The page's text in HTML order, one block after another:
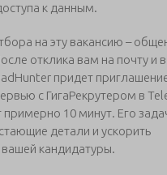
к данным.
на эту вакансию –
отклика вам на почту и в
придет
с ГигаРекрутером в
примерно 10 минут. Его
детали и ускорить
кандидатуры.